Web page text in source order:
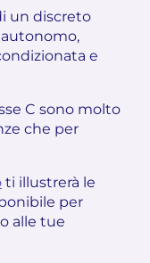
un discreto
e
C sono molto
che per
ti illustrerà le
per
alle tue